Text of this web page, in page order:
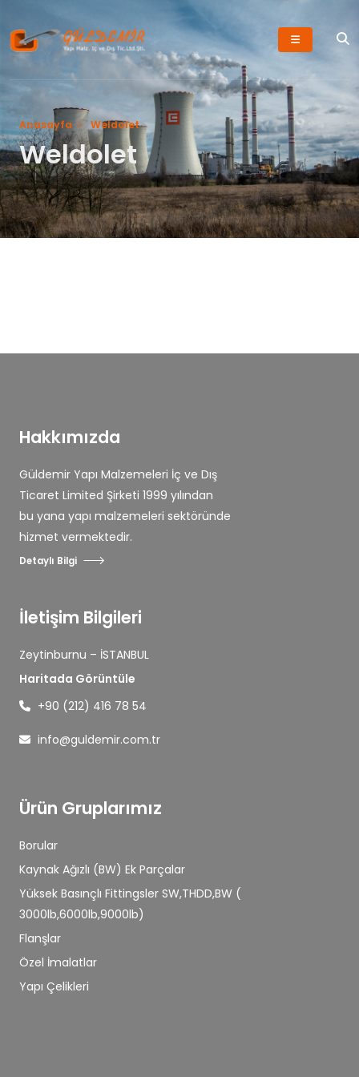
Anasayfa Weldolet
Weldolet
Hakkımızda
Güldemir Yapı Malzemeleri İç ve Dış
Ticaret Limited Şirketi 1999 yılından
bu yana yapı malzemeleri sektöründe
hizmet vermektedir.
Detaylı Bilgi
İletişim Bilgileri
Zeytinburnu – İSTANBUL
Haritada Görüntüle
+90 (212) 416 78 54
info@guldemir.com.tr
Ürün Gruplarımız
Borular
Kaynak Ağızlı (BW) Ek Parçalar
Yüksek Basınçlı Fittingsler SW,THDD,BW (
3000lb,6000lb,9000lb)
Flanşlar
Özel İmalatlar
Yapı Çelikleri